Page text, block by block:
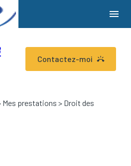
menu
Contactez-moi
Mes prestations > Droit des